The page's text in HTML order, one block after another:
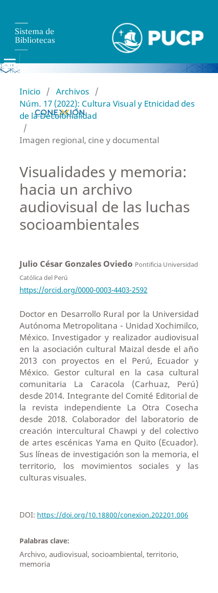
Inicio / Archivos /
Núm. 17 (2022): Cultura Visual y Etnicidad des
de la Decolonialidad
/
Imagen regional, cine y documental
Visualidades y memoria:
hacia un archivo
audiovisual de las luchas
socioambientales
Julio César Gonzales Oviedo Pontificia Universidad
Católica del Perú
https://orcid.org/0000-0003-4403-2592
Doctor en Desarrollo Rural por la Universidad
Autónoma Metropolitana - Unidad Xochimilco,
México. Investigador y realizador audiovisual
en la asociación cultural Maizal desde el año
2013 con proyectos en el Perú, Ecuador y
México. Gestor cultural en la casa cultural
comunitaria La Caracola (Carhuaz, Perú)
desde 2014. Integrante del Comité Editorial de
la revista independiente La Otra Cosecha
desde 2018. Colaborador del laboratorio de
creación intercultural Chawpi y del colectivo
de artes escénicas Yama en Quito (Ecuador).
Sus líneas de investigación son la memoria, el
territorio, los movimientos sociales y las
culturas visuales.
DOI: https://doi.org/10.18800/conexion.202201.006
Palabras clave:
Archivo, audiovisual, socioambiental, territorio,
memoria